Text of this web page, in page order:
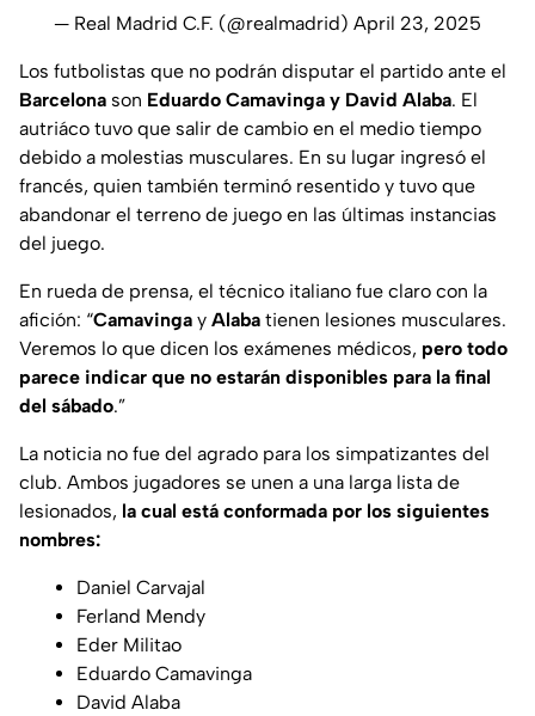
— Real Madrid C.F. (@realmadrid) April 23, 2025
Los futbolistas que no podrán disputar el partido ante el
Barcelona son Eduardo Camavinga y David Alaba. El
autriáco tuvo que salir de cambio en el medio tiempo
debido a molestias musculares. En su lugar ingresó el
francés, quien también terminó resentido y tuvo que
abandonar el terreno de juego en las últimas instancias
del juego.
En rueda de prensa, el técnico italiano fue claro con la
afición: “Camavinga y Alaba tienen lesiones musculares.
Veremos lo que dicen los exámenes médicos, pero todo
parece indicar que no estarán disponibles para la final
del sábado.”
La noticia no fue del agrado para los simpatizantes del
club. Ambos jugadores se unen a una larga lista de
lesionados, la cual está conformada por los siguientes
nombres:
Daniel Carvajal
Ferland Mendy
Eder Militao
Eduardo Camavinga
David Alaba